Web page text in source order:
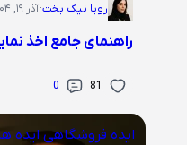
رویا نیک بخت·آذر ۱۹, ۱۴۰۴
راهنمای جامع اخذ
81
0
ایده فروشگاهی ایده